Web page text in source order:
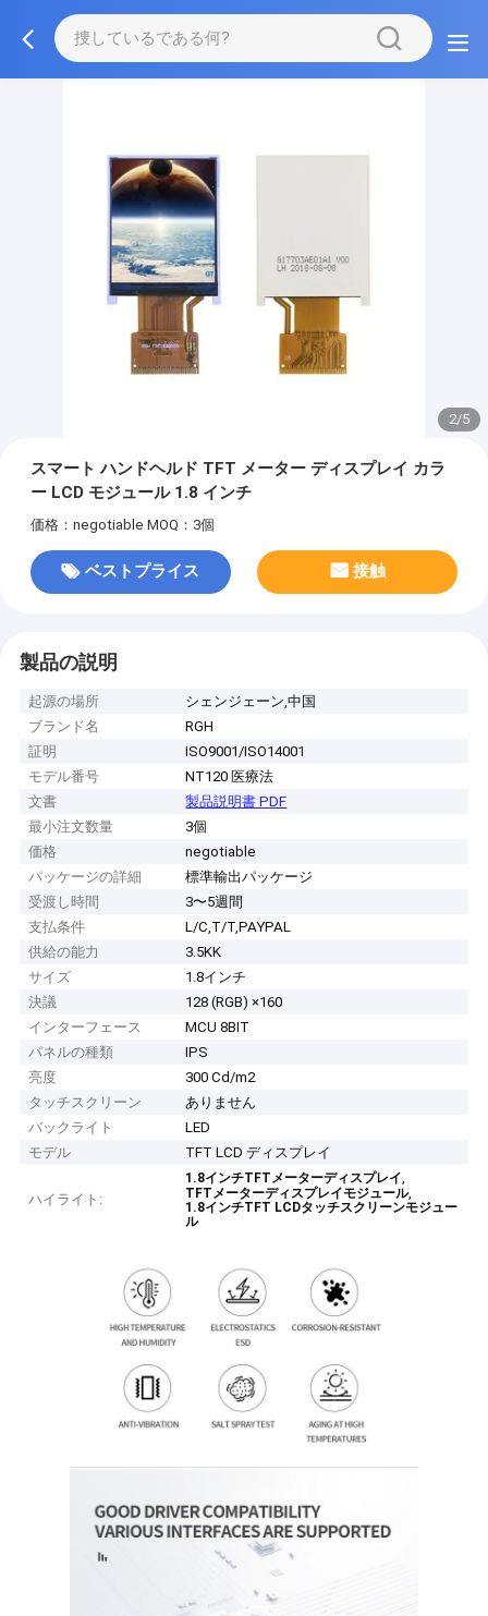
2/5
スマート ハンドヘルド TFT メーター ディスプレイ カラ
ー LCD モジュール 1.8 インチ
価格：negotiable MOQ：3個
ベストプライス 接触
製品の説明
起源の場所
シェンジェーン,中国
ブランド名
RGH
証明
ISO9001/ISO14001
モデル番号
NT120 医療法
文書
製品説明書 PDF
最小注文数量
3個
価格
negotiable
パッケージの詳細
標準輸出パッケージ
受渡し時間
3〜5週間
支払条件
L/C,T/T,PAYPAL
供給の能力
3.5KK
サイズ
1.8インチ
決議
128 (RGB) ×160
インターフェース
MCU 8BIT
パネルの種類
IPS
亮度
300 Cd/m2
タッチスクリーン
ありません
バックライト
LED
モデル
TFT LCD ディスプレイ
ハイライト:
1.8インチTFTメーターディスプレイ,
TFTメーターディスプレイモジュール,
1.8インチTFT LCDタッチスクリーンモジュー
ル